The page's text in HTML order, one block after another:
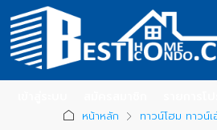
หน้าหลัก ทาวน์โฮม ทาวน์เ